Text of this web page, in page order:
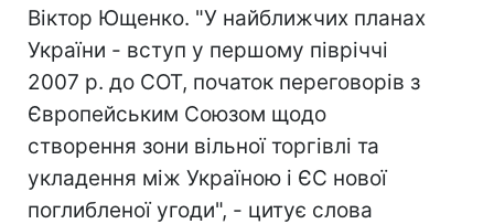
Віктор Ющенко. "У найближчих планах
України - вступ у першому півріччі
2007 р. до СОТ, початок переговорів з
Європейським Союзом щодо
створення зони вільної торгівлі та
укладення між Україною і ЄС нової
поглибленої угоди", - цитує слова